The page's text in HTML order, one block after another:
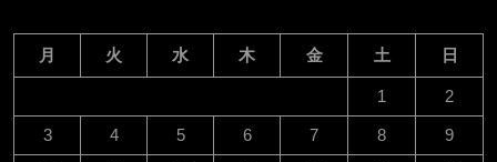
月 火 水 木 金 土 日
1 2
3 4 5 6 7 8 9